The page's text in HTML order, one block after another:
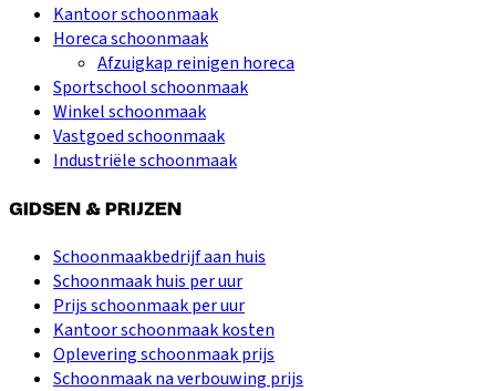
Kantoor schoonmaak
Horeca schoonmaak
Afzuigkap reinigen horeca
Sportschool schoonmaak
Winkel schoonmaak
Vastgoed schoonmaak
Industriële schoonmaak
GIDSEN & PRIJZEN
Schoonmaakbedrijf aan huis
Schoonmaak huis per uur
Prijs schoonmaak per uur
Kantoor schoonmaak kosten
Oplevering schoonmaak prijs
Schoonmaak na verbouwing prijs